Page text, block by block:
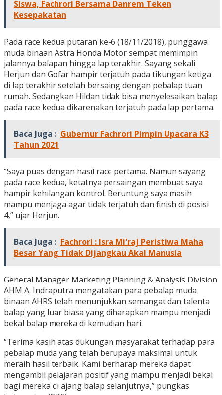
Siswa, Fachrori Bersama Danrem Teken
Kesepakatan
Pada race kedua putaran ke-6 (18/11/2018), punggawa
muda binaan Astra Honda Motor sempat memimpin
jalannya balapan hingga lap terakhir. Sayang sekali
Herjun dan Gofar hampir terjatuh pada tikungan ketiga
di lap terakhir setelah bersaing dengan pebalap tuan
rumah. Sedangkan Hildan tidak bisa menyelesaikan balap
pada race kedua dikarenakan terjatuh pada lap pertama.
Baca Juga : Gubernur Fachrori Pimpin Upacara K3
Tahun 2021
“Saya puas dengan hasil race pertama. Namun sayang
pada race kedua, ketatnya persaingan membuat saya
hampir kehilangan kontrol. Beruntung saya masih
mampu menjaga agar tidak terjatuh dan finish di posisi
4,” ujar Herjun.
Baca Juga : Fachrori : Isra Mi'raj Peristiwa Maha
Besar Yang Tidak Dijangkau Akal Manusia
General Manager Marketing Planning & Analysis Division
AHM A. Indraputra mengatakan para pebalap muda
binaan AHRS telah menunjukkan semangat dan talenta
balap yang luar biasa yang diharapkan mampu menjadi
bekal balap mereka di kemudian hari.
“Terima kasih atas dukungan masyarakat terhadap para
pebalap muda yang telah berupaya maksimal untuk
meraih hasil terbaik. Kami berharap mereka dapat
mengambil pelajaran positif yang mampu menjadi bekal
bagi mereka di ajang balap selanjutnya,” pungkas